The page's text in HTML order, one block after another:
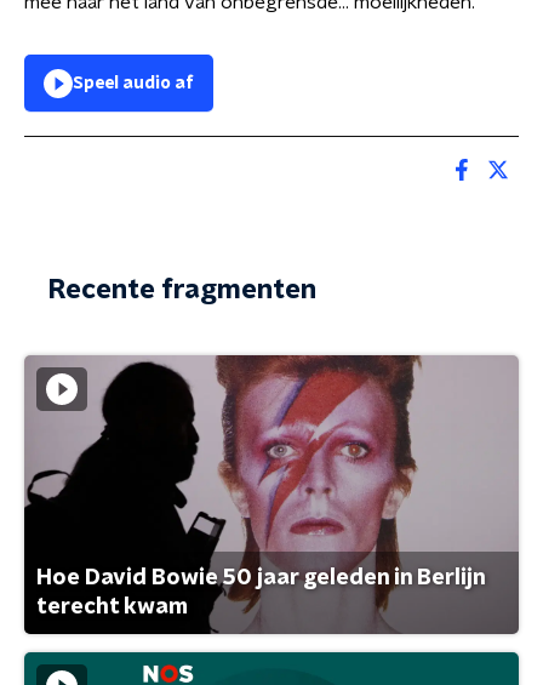
Speel audio af
Recente fragmenten
Hoe David Bowie 50 jaar geleden in Berlijn
terecht kwam